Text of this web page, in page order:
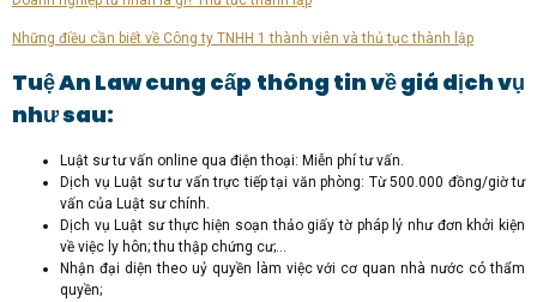
Những điều cần biết về Công ty TNHH 1 thành viên và thủ tục thành lập
Tuệ An Law cung cấp thông tin về giá dịch vụ
như sau:
Luật sư tư vấn online qua điện thoại: Miễn phí tư vấn.
Dịch vụ Luật sư tư vấn trực tiếp tại văn phòng: Từ 500.000 đồng/giờ tư
vấn của Luật sư chính.
Dịch vụ Luật sư thực hiện soạn thảo giấy tờ pháp lý như đơn khởi kiện
về việc ly hôn; thu thập chứng cư;…
Nhận đại diện theo uỷ quyền làm việc với cơ quan nhà nước có thẩm
quyền;